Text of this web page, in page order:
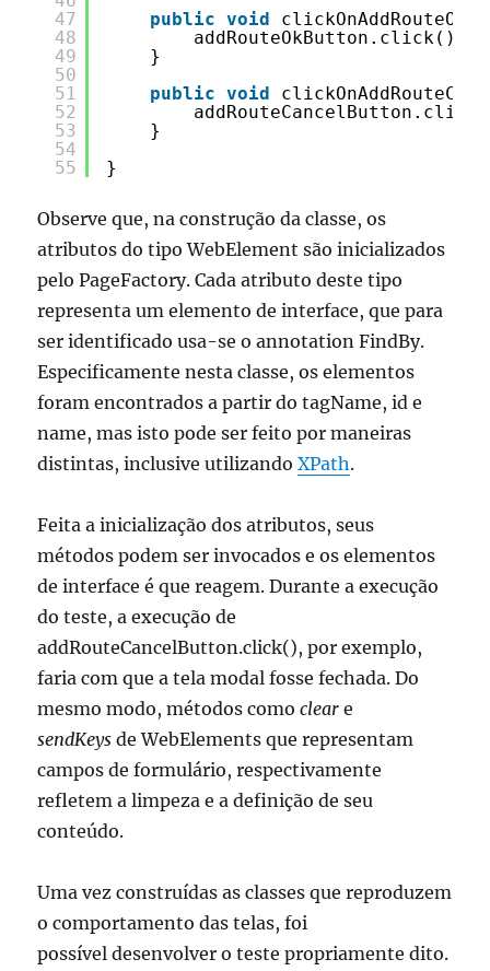
47
48
49
50
51
52
53
54
55
public
void
addRouteOkButton.click();
}
public
void
}
}
Observe que, na construção da classe, os
atributos do tipo WebElement são inicializados
pelo PageFactory. Cada atributo deste tipo
representa um elemento de interface, que para
ser identificado usa-se o annotation FindBy.
Especificamente nesta classe, os elementos
foram encontrados a partir do tagName, id e
name, mas isto pode ser feito por maneiras
distintas, inclusive utilizandoXPath.
Feita a inicialização dos atributos, seus
métodos podem ser invocados e os elementos
de interface é que reagem. Durante a execução
do teste, a execução de
addRouteCancelButton.click(), por exemplo,
faria com que a tela modal fosse fechada. Do
mesmo modo, métodos comoclear e
sendKeys de WebElements que representam
campos de formulário, respectivamente
refletem a limpeza e a definição de seu
conteúdo.
Uma vez construídas as classes que reproduzem
o comportamento das telas, foi
possível desenvolver o teste propriamente dito.